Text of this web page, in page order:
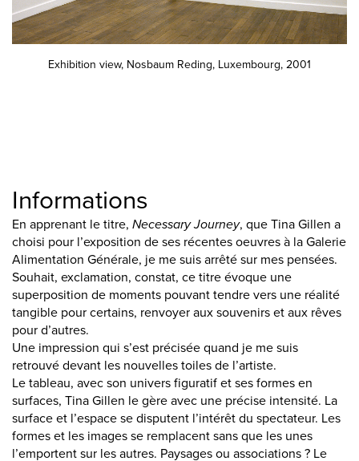
Exhibition view, Nosbaum Reding, Luxembourg, 2001
Informations
En apprenant le titre, Necessary Journey, que Tina Gillen a
choisi pour l’exposition de ses récentes oeuvres à la Galerie
Alimentation Générale, je me suis arrêté sur mes pensées.
Souhait, exclamation, constat, ce titre évoque une
superposition de moments pouvant tendre vers une réalité
tangible pour certains, renvoyer aux souvenirs et aux rêves
pour d’autres.
Une impression qui s’est précisée quand je me suis
retrouvé devant les nouvelles toiles de l’artiste.
Le tableau, avec son univers figuratif et ses formes en
surfaces, Tina Gillen le gère avec une précise intensité. La
surface et l’espace se disputent l’intérêt du spectateur. Les
formes et les images se remplacent sans que les unes
l’emportent sur les autres. Paysages ou associations ? Le